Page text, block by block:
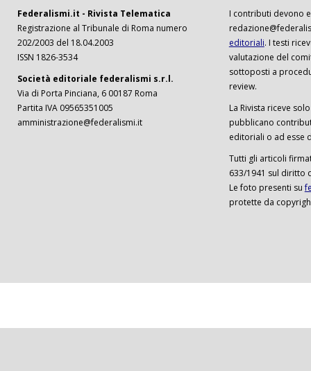
Federalismi.it - Rivista Telematica
Registrazione al Tribunale di Roma numero
202/2003 del 18.04.2003
ISSN 1826-3534
Società editoriale federalismi s.r.l.
Via di Porta Pinciana, 6 00187 Roma
Partita IVA 09565351005
amministrazione@federalismi.it
I contributi devono
editoriali. I testi
valutazione del
sottoposti a
review.
La Rivista riceve
pubblicano
editoriali o ad esse
Tutti gli articoli
633/1941 sul diritto
Le foto presenti su
protette da